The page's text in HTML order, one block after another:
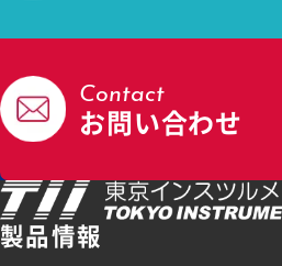
Contact
お問い合わせ
製品情報